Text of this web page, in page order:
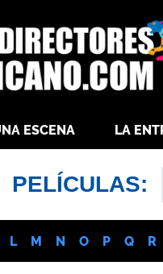
ESCENA LA
PELÍCULAS:
L M N O P Q R